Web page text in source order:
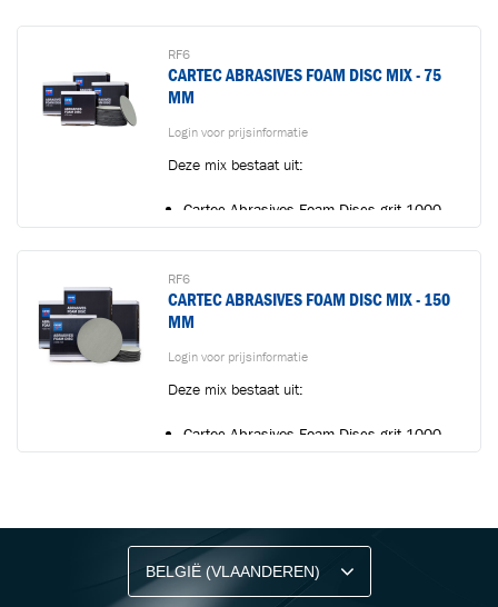
RF6
CARTEC ABRASIVES FOAM DISC MIX - 75
MM
Login voor prijsinformatie
Deze mix bestaat uit:
Cartec Abrasives Foam Discs grit 1000
(75 mm -...
RF6
CARTEC ABRASIVES FOAM DISC MIX - 150
MM
Login voor prijsinformatie
Deze mix bestaat uit:
Cartec Abrasives Foam Discs grit 1000
(150 mm -...
Ontvang vakgerelateerde tips,
aanbiedingen en productupdates van Cartec.